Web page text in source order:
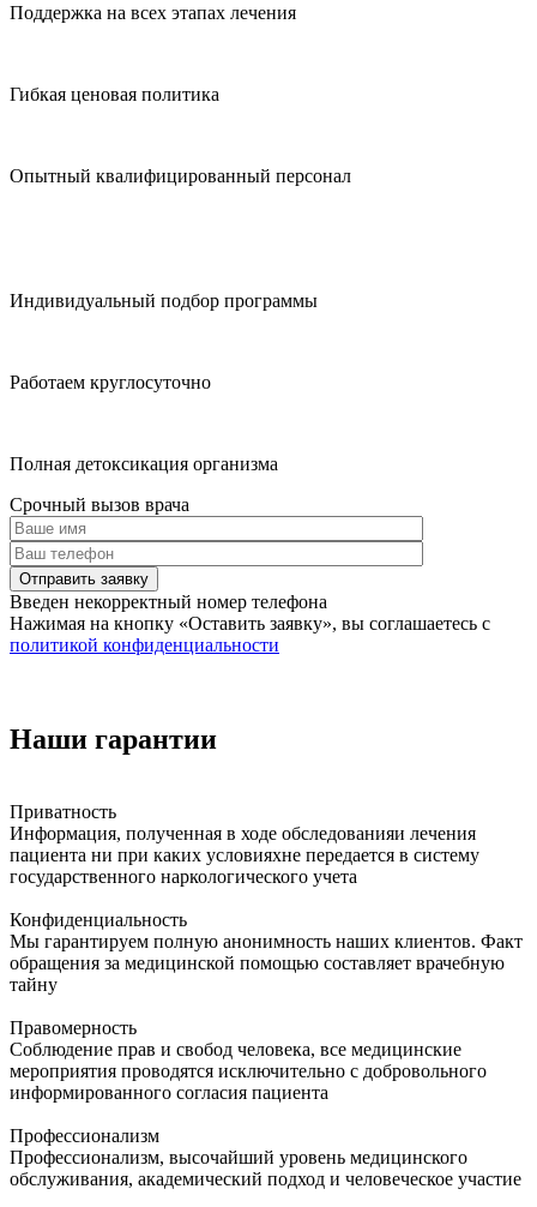
Поддержка на всех этапах лечения
Гибкая ценовая политика
Опытный квалифицированный персонал
Индивидуальный подбор программы
Работаем круглосуточно
Полная детоксикация организма
Срочный вызов врача
Отправить заявку
Введен некорректный номер телефона
Нажимая на кнопку «Оставить заявку», вы соглашаетесь с
политикой конфиденциальности
Наши гарантии
Приватность
Информация, полученная в ходе обследованияи лечения
пациента ни при каких условияхне передается в систему
государственного наркологического учета
Конфиденциальность
Мы гарантируем полную анонимность наших клиентов. Факт
обращения за медицинской помощью составляет врачебную
тайну
Правомерность
Соблюдение прав и свобод человека, все медицинские
мероприятия проводятся исключительно с добровольного
информированного согласия пациента
Профессионализм
Профессионализм, высочайший уровень медицинского
обслуживания, академический подход и человеческое участие